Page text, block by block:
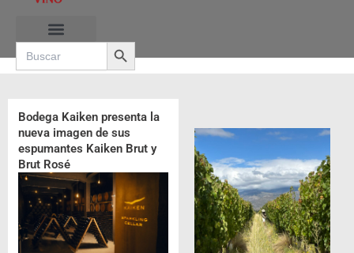
contenido
Search
for:
Search Button
Bodega Kaiken presenta la
nueva imagen de sus
espumantes Kaiken Brut y
Brut Rosé